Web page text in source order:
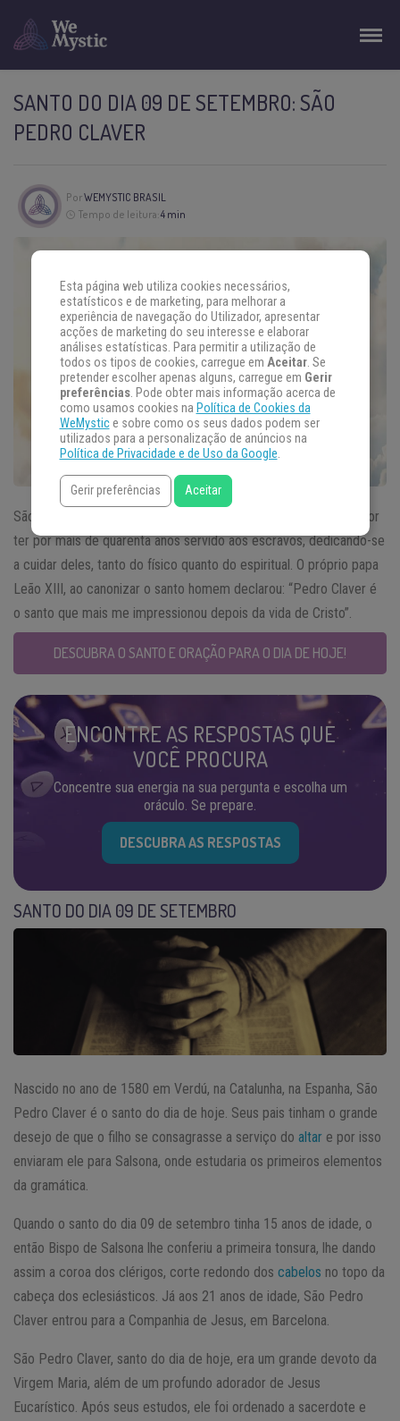
SANTO DO DIA 09 DE SETEMBRO: SÃO
PEDRO CLAVER
PorWEMYSTIC BRASIL
Tempo de leitura:4 min
São Pedro Claver,
09 de setembro, é lembrado por
ter por mais de quarenta anos servido aos escravos, dedicando-se
a cuidar deles, tanto do físico quanto do espiritual. O próprio papa
Leão XIII, ao canonizar o santo homem declarou: “Pedro Claver é
o santo que mais me impressionou depois da vida de Cristo”.
DESCUBRA O SANTO E ORAÇÃO PARA O DIA DE HOJE!
ENCONTRE AS RESPOSTAS QUE
VOCÊ PROCURA
Concentre sua energia na sua pergunta e escolha um
oráculo. Se prepare.
DESCUBRA AS RESPOSTAS
SANTO DO DIA 09 DE SETEMBRO
Nascido no ano de 1580 em Verdú, na Catalunha, na Espanha, São
Pedro Claver é o santo do dia de hoje. Seus pais tinham o grande
desejo de que o filho se consagrasse a serviço do altar e por isso
enviaram ele para Salsona, onde estudaria os primeiros elementos
da gramática.
Quando o santo do dia 09 de setembro tinha 15 anos de idade, o
então Bispo de Salsona lhe conferiu a primeira tonsura, lhe dando
assim a coroa dos clérigos, corte redondo dos cabelos no topo da
cabeça dos eclesiásticos. Já aos 21 anos de idade, São Pedro
Claver entrou para a Companhia de Jesus, em Barcelona.
São Pedro Claver, santo do dia de hoje, era um grande devoto da
Virgem Maria, além de um profundo adorador de Jesus
Eucarístico. Após seus estudos, ele foi ordenado a sacerdote e
Esta página web utiliza cookies necessários,
estatísticos e de marketing, para melhorar a
experiência de navegação do Utilizador, apresentar
acções de marketing do seu interesse e elaborar
análises estatísticas. Para permitir a utilização de
todos os tipos de cookies, carregue em Aceitar. Se
pretender escolher apenas alguns, carregue em Gerir
preferências. Pode obter mais informação acerca de
como usamos cookies na Política de Cookies da
WeMystice sobre como os seus dados podem ser
utilizados para a personalização de anúncios na
Política de Privacidade e de Uso da Google.
Gerir preferências Aceitar